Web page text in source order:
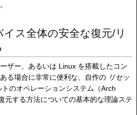
ス全体の安全な復元/リ
ザー、あるいは Linux を搭載したコン
る場合に非常に便利な、自作の リセッ
のオペレーションシステム（Arch
元する方法についての基本的な理論ステ